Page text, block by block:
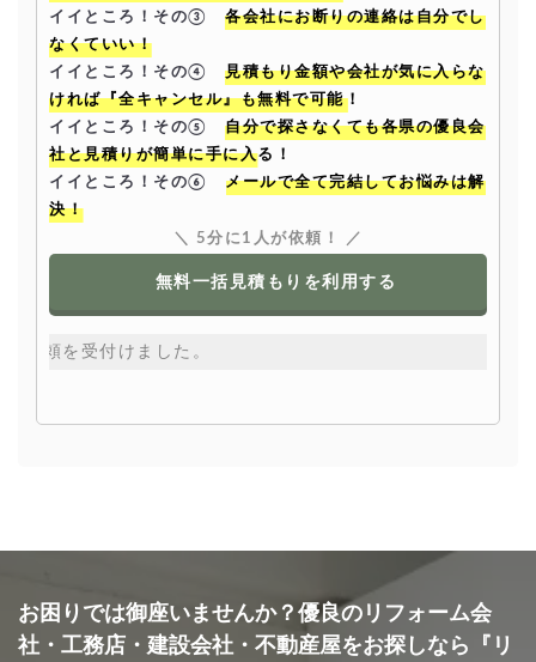
イイところ！その③
各会社にお断りの連絡は自分でし
なくていい！
イイところ！その④
見積もり金額や会社が気に入らな
ければ『全キャンセル』も無料で可能！
イイところ！その⑤
自分で探さなくても各県の優良会
社と見積りが簡単に手に入る！
イイところ！その⑥
メールで全て完結してお悩みは解
決！
＼ 5分に1人が依頼！ ／
無料一括見積もりを利用する
本日、 和歌山県
お困りでは御座いませんか？優良のリフォーム会
社・工務店・建設会社・不動産屋をお探しなら『リ